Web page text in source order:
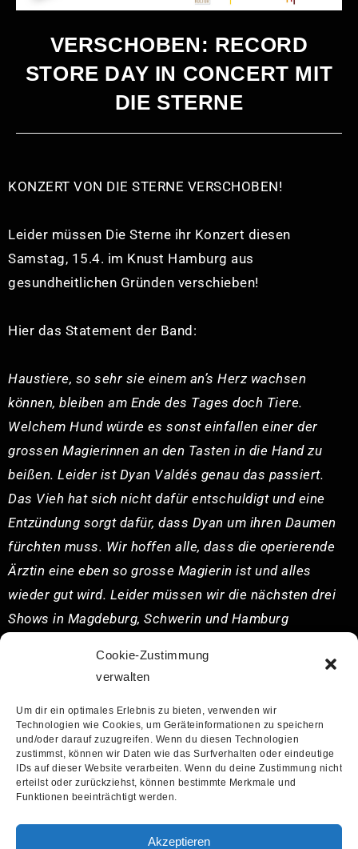
Cookie-Zustimmung
verwalten
Um dir ein optimales Erlebnis zu bieten, verwenden wir
Technologien wie Cookies, um Geräteinformationen zu speichern
und/oder darauf zuzugreifen. Wenn du diesen Technologien
zustimmst, können wir Daten wie das Surfverhalten oder eindeutige
IDs auf dieser Website verarbeiten. Wenn du deine Zustimmung nicht
erteilst oder zurückziehst, können bestimmte Merkmale und
Funktionen beeinträchtigt werden.
Akzeptieren
VERSCHOBEN: RECORD
STORE DAY IN CONCERT MIT
DIE STERNE
KONZERT VON DIE STERNE VERSCHOBEN!
Leider müssen Die Sterne ihr Konzert diesen
Samstag, 15.4. im Knust Hamburg aus
gesundheitlichen Gründen verschieben!
Hier das Statement der Band:
Haustiere, so sehr sie einem an’s Herz wachsen
können, bleiben am Ende des Tages doch Tiere.
Welchem Hund würde es sonst einfallen einer der
grossen Magierinnen an den Tasten in die Hand zu
beißen. Leider ist Dyan Valdés genau das passiert.
Das Vieh hat sich nicht dafür entschuldigt und eine
Entzündung sorgt dafür, dass Dyan um ihren Daumen
fürchten muss. Wir hoffen alle, dass die operierende
Ärztin eine eben so grosse Magierin ist und alles
wieder gut wird. Leider müssen wir die nächsten drei
Shows in Magdeburg, Schwerin und Hamburg
gefreut und holen das auf jeden Fall nach, wenn die
Wir arbeiten nun mit Hochdruck an einem
Ersatztermin und geben euch Bescheid, sobald wir
mehr wissen. Eure bereits gekauften Tickets
Solltet ihr euer Ticket dennoch zurückgeben wollen,